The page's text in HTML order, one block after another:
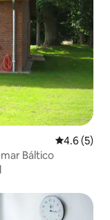
4.6 (5)
Báltico